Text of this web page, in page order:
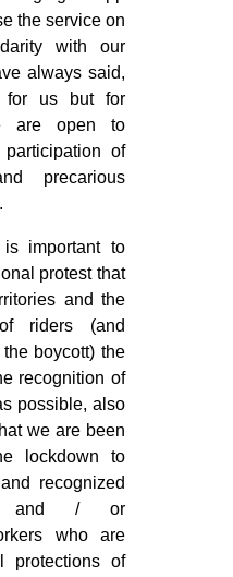
the service on
with our
always said,
for us but for
are open to
of
precarious
important to
protest that
and the
riders (and
boycott) the
recognition of
possible, also
we are been
lockdown to
recognized
and / or
who are
protections of